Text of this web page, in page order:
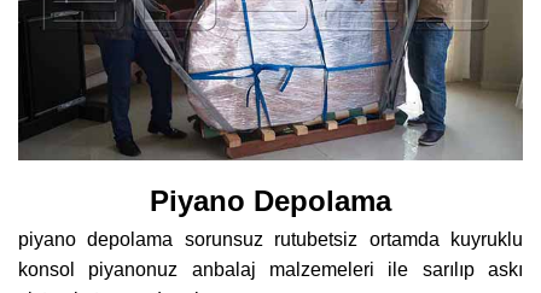
Piyano Depolama
piyano depolama sorunsuz rutubetsiz ortamda kuyruklu
konsol piyanonuz anbalaj malzemeleri ile sarılıp askı